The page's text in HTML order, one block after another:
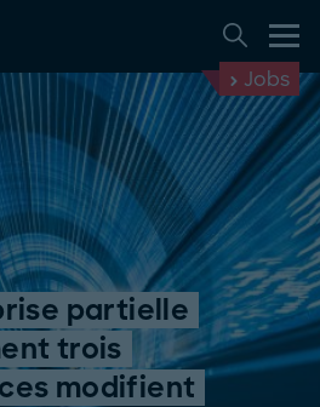
Jobs
partielle
trois
modifient